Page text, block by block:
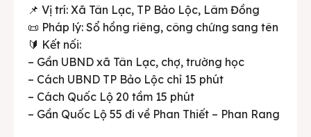
📌 Vị trí: Xã Tân Lạc, TP Bảo Lộc, Lâm Đồng
📜 Pháp lý: Sổ hồng riêng, công chứng sang tên
🔰 Kết nối:
– Gần UBND xã Tân Lạc, chợ, trường học
– Cách UBND TP Bảo Lộc chỉ 15 phút
– Cách Quốc Lộ 20 tầm 15 phút
– Gần Quốc Lộ 55 đi về Phan Thiết – Phan Rang